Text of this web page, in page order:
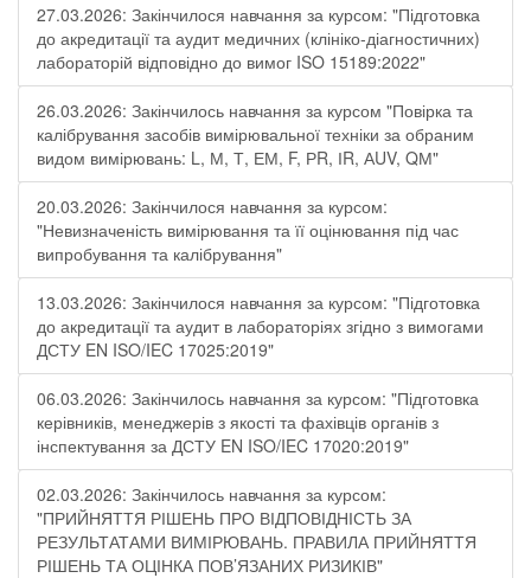
27.03.2026: Закінчилося навчання за курсом: "Підготовка
до акредитації та аудит медичних (клініко-діагностичних)
лабораторій відповідно до вимог ISO 15189:2022"
26.03.2026: Закінчилось навчання за курсом "Повірка та
калібрування засобів вимірювальної техніки за обраним
видом вимірювань: L, М, Т, ЕМ, F, РR, ІR, АUV, QМ"
20.03.2026: Закінчилося навчання за курсом:
"Невизначеність вимірювання та її оцінювання під час
випробування та калібрування"
13.03.2026: Закінчилося навчання за курсом: "Підготовка
до акредитації та аудит в лабораторіях згідно з вимогами
ДСТУ EN ISO/IEC 17025:2019"
06.03.2026: Закінчилось навчання за курсом: "Підготовка
керівників, менеджерів з якості та фахівців органів з
інспектування за ДСТУ EN ISO/IEC 17020:2019"
02.03.2026: Закінчилось навчання за курсом:
"ПРИЙНЯТТЯ РІШЕНЬ ПРО ВІДПОВІДНІСТЬ ЗА
РЕЗУЛЬТАТАМИ ВИМІРЮВАНЬ. ПРАВИЛА ПРИЙНЯТТЯ
РІШЕНЬ ТА ОЦІНКА ПОВ’ЯЗАНИХ РИЗИКІВ"